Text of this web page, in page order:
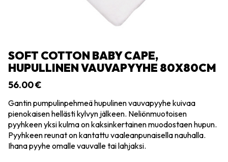
SOFT COTTON BABY CAPE,
HUPULLINEN VAUVAPYYHE 80X80CM
56.00€
Gantin pumpulinpehmeä hupulinen vauvapyyhe kuivaa
pienokaisen hellästi kylvyn jälkeen. Neliönmuotoisen
pyyhkeen yksi kulma on kaksinkertainen muodostaen hupun.
Pyyhkeen reunat on kantattu vaaleanpunaisella nauhalla.
Ihana pyyhe omalle vauvalle tai lahjaksi.